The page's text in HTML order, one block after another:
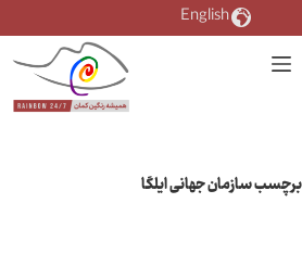
به
محتوا
English
برچسبسازمان جهانی ایلگا